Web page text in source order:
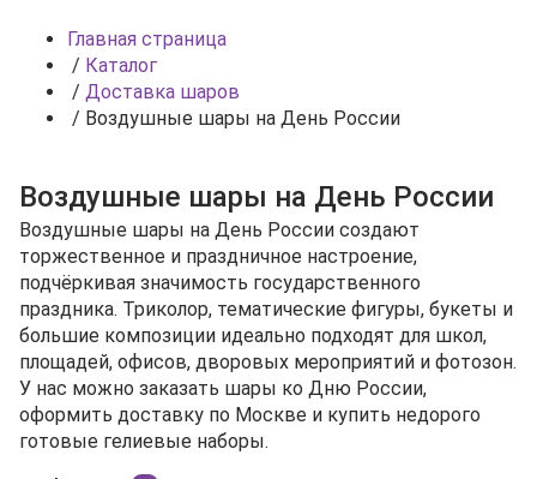
Главная страница
/ Каталог
/ Доставка шаров
/ Воздушные шары на День России
Воздушные шары на День России
Воздушные шары на День России создают
торжественное и праздничное настроение,
подчёркивая значимость государственного
праздника. Триколор, тематические фигуры, букеты и
большие композиции идеально подходят для школ,
площадей, офисов, дворовых мероприятий и фотозон.
У нас можно заказать шары ко Дню России,
оформить доставку по Москве и купить недорого
готовые гелиевые наборы.